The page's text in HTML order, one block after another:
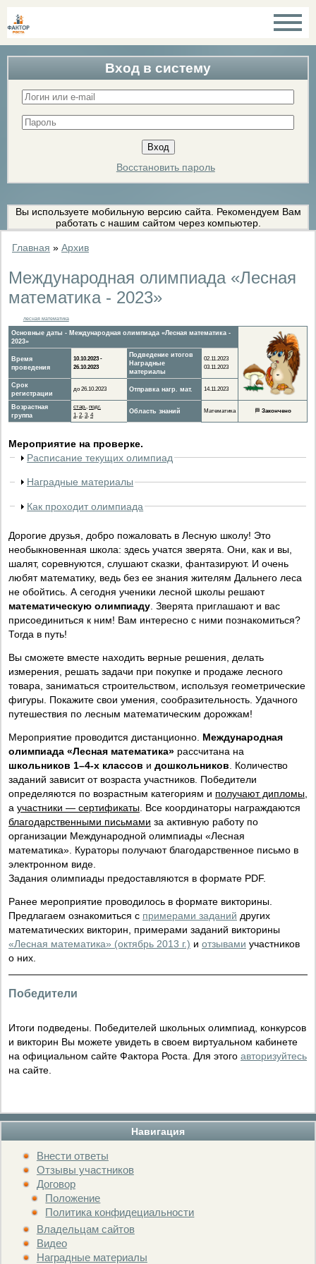
Вход в систему
Восстановить пароль
Вы используете мобильную версию сайта. Рекомендуем Вам
работать с нашим сайтом через компьютер.
Навигация
Внести ответы
Отзывы участников
Договор
Положение
Политика конфидециальности
Владельцам сайтов
Видео
Наградные материалы
Главная » Архив
Международная олимпиада «Лесная
математика - 2023»
лесная математика
Основные даты - Международная олимпиада «Лесная математика -
2023»
Время
проведения
10.10.2023 -
26.10.2023
Подведение итогов
Наградные
материалы
02.11.2023
03.11.2023
Срок
регистрации
до 26.10.2023 Отправка нагр. мат. 14.11.2023
Возрастная
группа
стар., подг.
1, 2, 3, 4
Область знаний Математика 🏁 Закончено
Мероприятие на проверке.
Расписание текущих олимпиад
Наградные материалы
Как проходит олимпиада
Дорогие друзья, добро пожаловать в Лесную школу! Это
необыкновенная школа: здесь учатся зверята. Они, как и вы,
шалят, соревнуются, слушают сказки, фантазируют. И очень
любят математику, ведь без ее знания жителям Дальнего леса
не обойтись. А сегодня ученики лесной школы решают
математическую олимпиаду . Зверята приглашают и вас
присоединиться к ним! Вам интересно с ними познакомиться?
Тогда в путь!
Вы сможете вместе находить верные решения, делать
измерения, решать задачи при покупке и продаже лесного
товара, заниматься строительством, используя геометрические
фигуры. Покажите свои умения, сообразительность. Удачного
путешествия по лесным математическим дорожкам!
Мероприятие проводится дистанционно. Международная
олимпиада «Лесная математика» рассчитана на
школьников 1–4-х классов и дошкольников . Количество
заданий зависит от возраста участников. Победители
определяются по возрастным категориям и получают дипломы
а участники — сертификаты . Все координаторы награждаются
благодарственными письмами за активную работу по
организации Международной олимпиады «Лесная
математика». Кураторы получают благодарственное письмо в
электронном виде.
Задания олимпиады предоставляются в формате PDF.
Ранее мероприятие проводилось в формате викторины.
Предлагаем ознакомиться с примерами заданий других
математических викторин, примерами заданий викторины
«Лесная математика» (октябрь 2013 г.) и отзывами участников
о них.
Победители
Итоги подведены. Победителей школьных олимпиад, конкурсов
и викторин Вы можете увидеть в своем виртуальном кабинете
на официальном сайте Фактора Роста. Для этого авторизуйтесь
на сайте.